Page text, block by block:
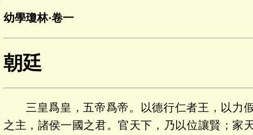
幼學瓊林·卷一
朝廷
三皇爲皇，五帝爲帝。以德行仁者王，以力
之主，諸侯一國之君。官天下，乃以位讓賢；家